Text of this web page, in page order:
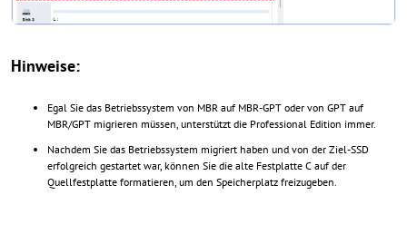
Hinweise:
Egal Sie das Betriebssystem von MBR auf MBR-GPT oder von GPT auf
MBR/GPT migrieren müssen, unterstützt die Professional Edition immer.
Nachdem Sie das Betriebssystem migriert haben und von der Ziel-SSD
erfolgreich gestartet war, können Sie die alte Festplatte C auf der
Quellfestplatte formatieren, um den Speicherplatz freizugeben.